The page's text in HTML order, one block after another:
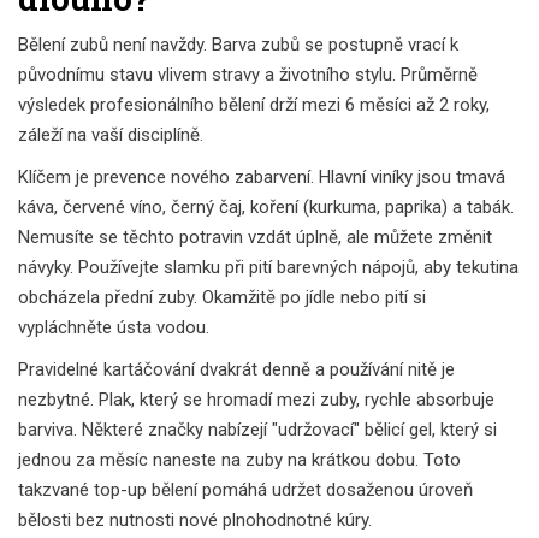
Bělení zubů není navždy. Barva zubů se postupně vrací k
původnímu stavu vlivem stravy a životního stylu. Průměrně
výsledek profesionálního bělení drží mezi 6 měsíci až 2 roky,
záleží na vaší disciplíně.
Klíčem je prevence nového zabarvení. Hlavní viníky jsou tmavá
káva, červené víno, černý čaj, koření (kurkuma, paprika) a tabák.
Nemusíte se těchto potravin vzdát úplně, ale můžete změnit
návyky. Používejte slamku při pití barevných nápojů, aby tekutina
obcházela přední zuby. Okamžitě po jídle nebo pití si
vypláchněte ústa vodou.
Pravidelné kartáčování dvakrát denně a používání nitě je
nezbytné. Plak, který se hromadí mezi zuby, rychle absorbuje
barviva. Některé značky nabízejí "udržovací" bělicí gel, který si
jednou za měsíc naneste na zuby na krátkou dobu. Toto
takzvané top-up bělení pomáhá udržet dosaženou úroveň
bělosti bez nutnosti nové plnohodnotné kúry.